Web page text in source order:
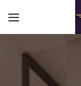
qua